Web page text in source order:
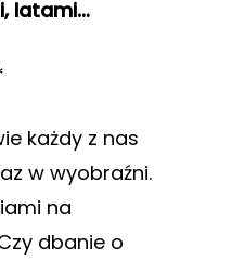
latami…
każdy z nas
w wyobraźni.
na
dbanie o